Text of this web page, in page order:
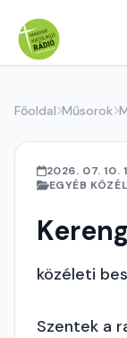
Főoldal Műsorok
2026. 07. 10.
EGYÉB
közéleti
Szentek a